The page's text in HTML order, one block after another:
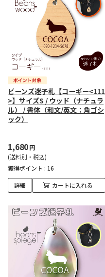
ビーンズ迷子札【コーギー<111
>】サイズS / ウッド（ナチュラ
ル） / 書体（和文/英文：角ゴシ
ック）
1,680円
(送料別・税込)
獲得ポイント : 16
詳細 カートに入れる